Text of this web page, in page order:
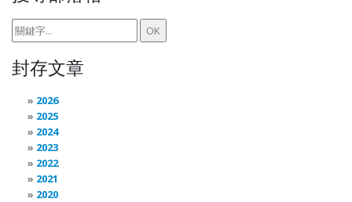
封存文章
2026
2025
2024
2023
2022
2021
2020